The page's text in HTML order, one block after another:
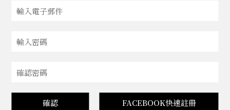
確認 FACEBOOK快速註冊